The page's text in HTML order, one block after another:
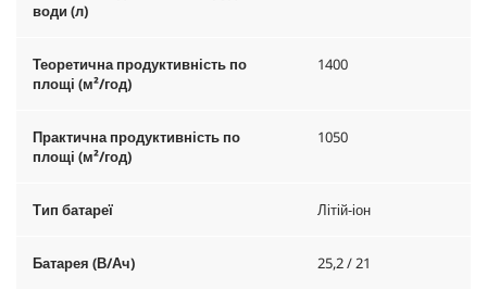
води (л)
Теоретична продуктивність по
площі (м²/год)
1400
Практична продуктивність по
площі (м²/год)
1050
Тип батареї Літій-іон
Батарея (В/Ач) 25,2 / 21